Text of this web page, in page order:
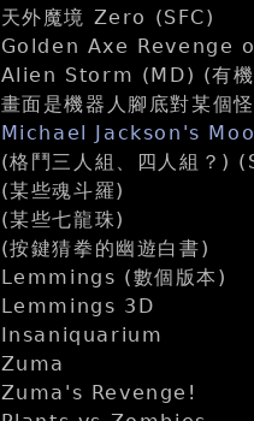
天外魔境 Zero (SFC)
Golden Axe Revenge
Alien Storm (MD) (有機
畫面是機器人腳底對某個
Michael Jackson's
(格鬥三人組、四人組
(某些魂斗羅)
(某些七龍珠)
(按鍵猜拳的幽遊白書)
Lemmings (數個版本)
Lemmings 3D
Insaniquarium
Zuma
Zuma's Revenge!